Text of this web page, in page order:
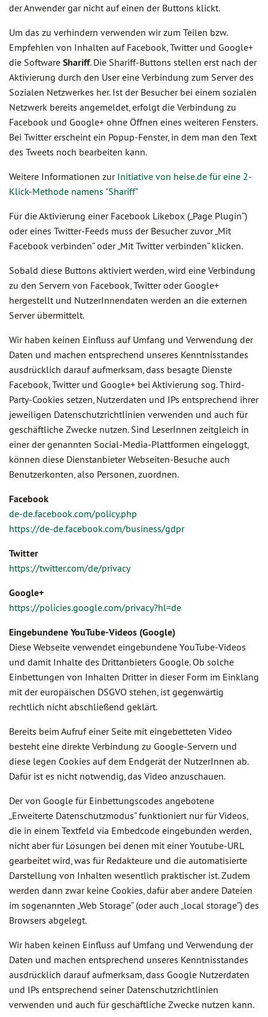
der Anwender gar nicht auf einen der Buttons klickt.
Um das zu verhindern verwenden wir zum Teilen bzw.
Empfehlen von Inhalten auf Facebook, Twitter und Google+
die Software Shariff. Die Shariff-Buttons stellen erst nach der
Aktivierung durch den User eine Verbindung zum Server des
Sozialen Netzwerkes her. Ist der Besucher bei einem sozialen
Netzwerk bereits angemeldet, erfolgt die Verbindung zu
Facebook und Google+ ohne Öffnen eines weiteren Fensters.
Bei Twitter erscheint ein Popup-Fenster, in dem man den Text
des Tweets noch bearbeiten kann.
Weitere Informationen zur Initiative von heise.de für eine 2-
Klick-Methode namens "Shariff"
Für die Aktivierung einer Facebook Likebox („Page Plugin“)
oder eines Twitter-Feeds muss der Besucher zuvor „Mit
Facebook verbinden“ oder „Mit Twitter verbinden“ klicken.
Sobald diese Buttons aktiviert werden, wird eine Verbindung
zu den Servern von Facebook, Twitter oder Google+
hergestellt und NutzerInnendaten werden an die externen
Server übermittelt.
Wir haben keinen Einfluss auf Umfang und Verwendung der
Daten und machen entsprechend unseres Kenntnisstandes
ausdrücklich darauf aufmerksam, dass besagte Dienste
Facebook, Twitter und Google+ bei Aktivierung sog. Third-
Party-Cookies setzen, Nutzerdaten und IPs entsprechend ihrer
jeweiligen Datenschutzrichtlinien verwenden und auch für
geschäftliche Zwecke nutzen. Sind LeserInnen zeitgleich in
einer der genannten Social-Media-Plattformen eingeloggt,
können diese Dienstanbieter Webseiten-Besuche auch
Benutzerkonten, also Personen, zuordnen.
Facebook
de-de.facebook.com/policy.php
https://de-de.facebook.com/business/gdpr
Twitter
https://twitter.com/de/privacy
Google+
https://policies.google.com/privacy?hl=de
Eingebundene YouTube-Videos (Google)
Diese Webseite verwendet eingebundene YouTube-Videos
und damit Inhalte des Drittanbieters Google. Ob solche
Einbettungen von Inhalten Dritter in dieser Form im Einklang
mit der europäischen DSGVO stehen, ist gegenwärtig
rechtlich nicht abschließend geklärt.
Bereits beim Aufruf einer Seite mit eingebetteten Video
besteht eine direkte Verbindung zu Google-Servern und
diese legen Cookies auf dem Endgerät der NutzerInnen ab.
Dafür ist es nicht notwendig, das Video anzuschauen.
Der von Google für Einbettungscodes angebotene
„Erweiterte Datenschutzmodus“ funktioniert nur für Videos,
die in einem Textfeld via Embedcode eingebunden werden,
nicht aber für Lösungen bei denen mit einer Youtube-URL
gearbeitet wird, was für Redakteure und die automatisierte
Darstellung von Inhalten wesentlich praktischer ist. Zudem
werden dann zwar keine Cookies, dafür aber andere Dateien
im sogenannten „Web Storage“ (oder auch „local storage“) des
Browsers abgelegt.
Wir haben keinen Einfluss auf Umfang und Verwendung der
Daten und machen entsprechend unseres Kenntnisstandes
ausdrücklich darauf aufmerksam, dass Google Nutzerdaten
und IPs entsprechend seiner Datenschutzrichtlinien
verwenden und auch für geschäftliche Zwecke nutzen kann.